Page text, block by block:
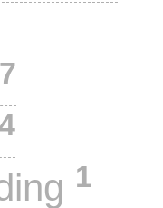
7
1